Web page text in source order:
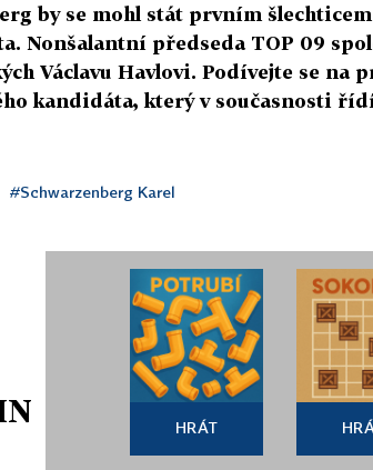
by se mohl stát prvním
Nonšalantní předseda TOP 09
Václavu Havlovi. Podívejte se na
kandidáta, který v současnosti
#Schwarzenberg Karel
HRÁT